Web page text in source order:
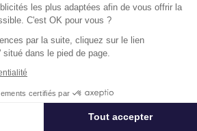
entreprise trouve un espace de
développement.
Wakefield : votre
la location de
10
espace de bureau divisible dans le
les plus adaptées afin de vous offrir la
C'est OK pour vous ?
par la suite, cliquez sur le lien
dans le pied de page.
certifiés par
Tout accepter